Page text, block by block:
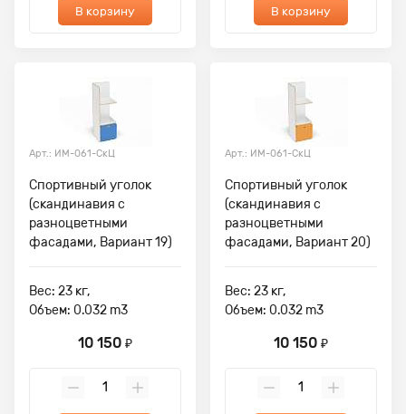
В корзину В корзину
Арт.: ИМ-061-СкЦ
Спортивный уголок
(скандинавия с
разноцветными
фасадами, Вариант 19)
Вес: 23 кг,
Объем: 0.032 m3
10 150 ₽
Арт.: ИМ-061-СкЦ
Спортивный уголок
(скандинавия с
разноцветными
фасадами, Вариант 20)
Вес: 23 кг,
Объем: 0.032 m3
10 150 ₽